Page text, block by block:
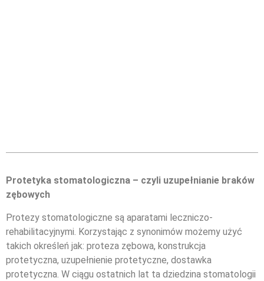
Protetyka stomatologiczna – czyli uzupełnianie braków
zębowych
Protezy stomatologiczne są aparatami leczniczo-
rehabilitacyjnymi. Korzystając z synonimów możemy użyć
takich określeń jak: proteza zębowa, konstrukcja
protetyczna, uzupełnienie protetyczne, dostawka
protetyczna. W ciągu ostatnich lat ta dziedzina stomatologii